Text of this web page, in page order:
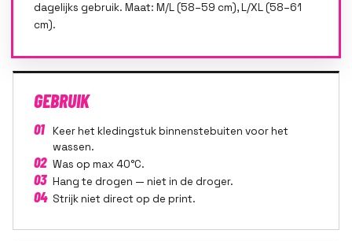
dagelijks gebruik. Maat: M/L (58–59 cm), L/XL (58–61
cm).
GEBRUIK
01
Keer het kledingstuk binnenstebuiten voor het
wassen.
02 Was op max 40°C.
03 Hang te drogen — niet in de droger.
04 Strijk niet direct op de print.